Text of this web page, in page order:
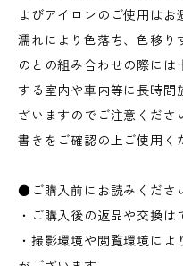
よびアイロンのご使用は
濡れにより色落ち、色移り
のとの組み合わせの際に
する室内や車内等に長時間
ざいますのでご注意くださ
書きをご確認の上ご使用く
●ご購入前にお読みくださ
・ご購入後の返品や交換は
・撮影環境や閲覧環境に